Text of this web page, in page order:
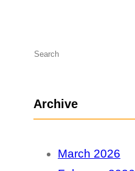
S
Archive
March 2026